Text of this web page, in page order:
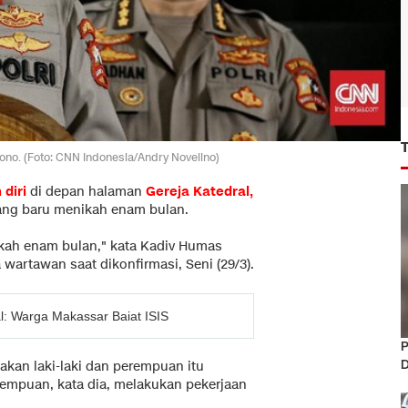
(Foto: CNN Indonesia/Andry Novelino)
diri di depan halaman Gereja Katedral,
baru menikah enam bulan.
enam bulan," kata Kadiv Humas
saat dikonfirmasi, Seni (29/3).
Warga Makassar Baiat ISIS
laki-laki dan perempuan itu
kata dia, melakukan pekerjaan